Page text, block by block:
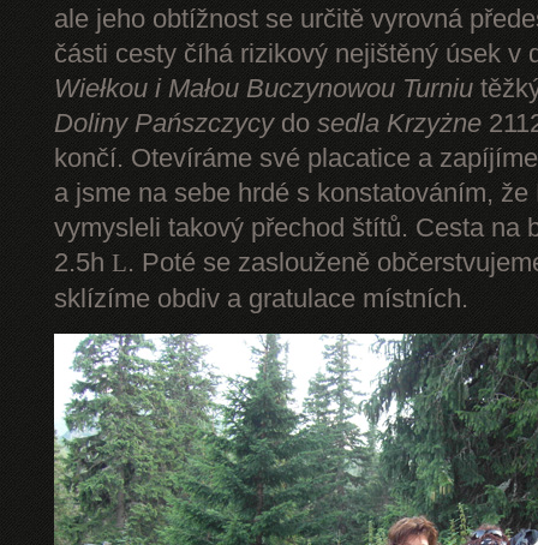
ale jeho obtížnost se určitě vyrovná
části cesty číhá rizikový nejištěný úsek v
Wiełkou i Małou Buczynowou Turniu
Doliny Pańszczycydo sedla Krzyżne
končí. Otevíráme své placatice a
a jsme na sebe hrdé s konstatováním,
vymysleli takový přechod štítů. Cesta na
2.5h L. Poté se zaslouženě
sklízíme obdiv a gratulace místních.